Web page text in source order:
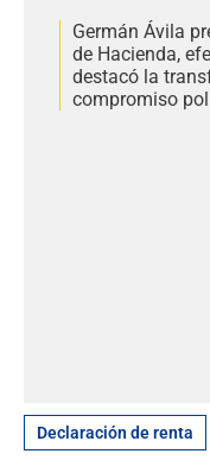
Germán Ávila
de Hacienda,
destacó la
compromiso
Declaración de renta